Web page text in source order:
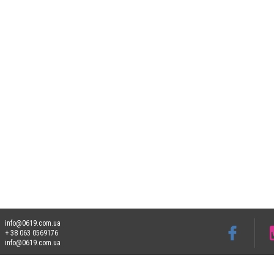
info@0619.com.ua
+ 38 063 0569176
info@0619.com.ua